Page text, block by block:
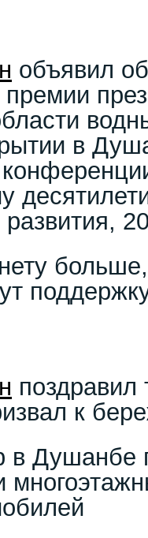
объявил
в
развития,
поздравил
к
в Душанбе